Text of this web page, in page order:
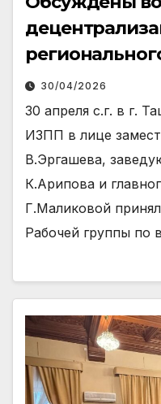
30/04/2026
30 апреля с.г. в г.
ИЗПП в лице
В.Эргашева,
К.Арипова и
Г.Маликовой
Рабочей группы по